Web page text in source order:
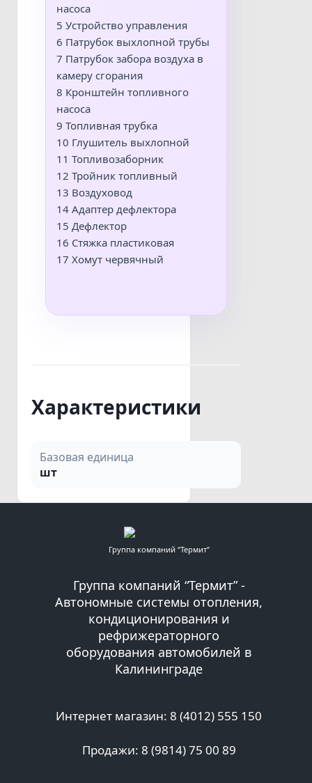
насоса
5 Устройство управления
6 Патрубок выхлопной трубы
7 Патрубок забора воздуха в
камеру сгорания
8 Кронштейн топливного
насоса
9 Топливная трубка
10 Глушитель выхлопной
11 Топливозаборник
12 Тройник топливный
13 Воздуховод
14 Адаптер дефлектора
15 Дефлектор
16 Стяжка пластиковая
17 Хомут червячный
Характеристики
Базовая единица
шт
Группа компаний “Термит”
Группа компаний “Термит” -
Автономные системы отопления,
кондиционирования и
рефрижераторного
оборудования автомобилей в
Калининграде
Интернет магазин: 8 (4012) 555 150
Продажи: 8 (9814) 75 00 89